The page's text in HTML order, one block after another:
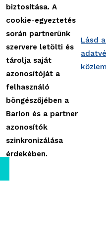
biztosítása. A
cookie-egyeztetés
során partnerünk
szervere letölti és
tárolja saját
azonosítóját a
felhasználó
böngészőjében a
Barion és a partner
azonosítók
szinkronizálása
érdekében.
Lásd